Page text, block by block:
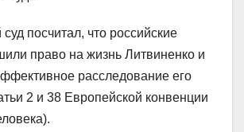
посчитал, что российские
право на жизнь Литвиненко и
расследование его
2 и 38 Европейской конвенции